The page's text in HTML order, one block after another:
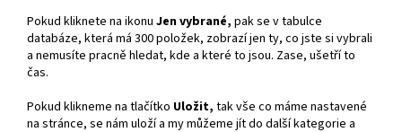
Pokud kliknete na ikonu Jen vybrané, pak se v tabulce
databáze, která má 300 položek, zobrazí jen ty, co jste si vybrali
a nemusíte pracně hledat, kde a které to jsou. Zase, ušetří to
čas.
Pokud klikneme na tlačítko Uložit, tak vše co máme nastavené
na stránce, se nám uloží a my můžeme jít do další kategorie a